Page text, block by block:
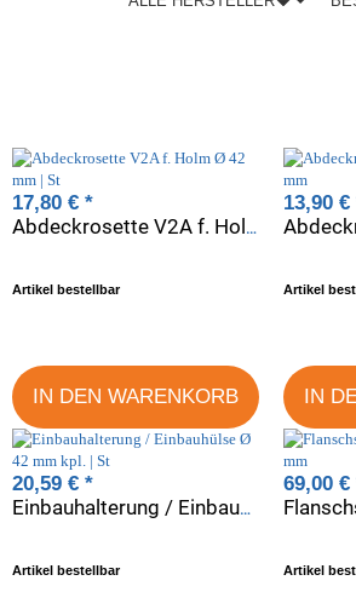
Abdeckrosette V2A f. Holm Ø 42 mm | St
17,80 € *
Artikel bestellbar
IN DEN WARENKORB
13,90 €
Artikel
IN
Einbauhalterung / Einbauhülse Ø 42 mm kpl. | St
20,59 € *
Artikel bestellbar
69,00 €
Artikel